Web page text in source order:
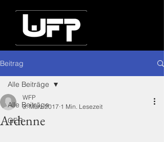
Beitrag
Alle Beiträge
GER
Alle Beiträge
Ardenne
WFP
3. März 2017 1 Min. Lesezeit